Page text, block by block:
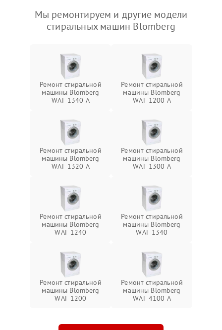
Мы ремонтируем и другие модели
стиральных машин Blomberg
Ремонт стиральной
машины Blomberg
WAF 1340 A
Ремонт стиральной
машины Blomberg
WAF 1200 A
Ремонт стиральной
машины Blomberg
WAF 1320 A
Ремонт стиральной
машины Blomberg
WAF 1300 A
Ремонт стиральной
машины Blomberg
WAF 1240
Ремонт стиральной
машины Blomberg
WAF 1340
Ремонт стиральной
машины Blomberg
WAF 1200
Ремонт стиральной
машины Blomberg
WAF 4100 A